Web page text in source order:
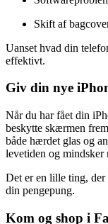
Skift af
Uanset hvad din
effektivt.
Giv din nye
Når du har fået din
beskytte skærmen
både hærdet glas og
levetiden og mindsker
Det er en lille ting, der
din pengepung.
Kom og shop i